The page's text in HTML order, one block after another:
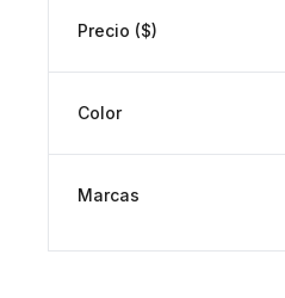
Precio ($)
Color
Marcas